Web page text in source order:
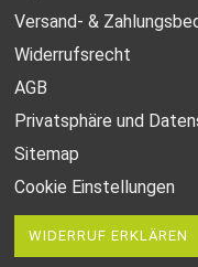
Versand- &
Widerrufsrecht
AGB
Privatsphäre und
Sitemap
Cookie Einstellungen
WIDERRUF ERKLÄREN